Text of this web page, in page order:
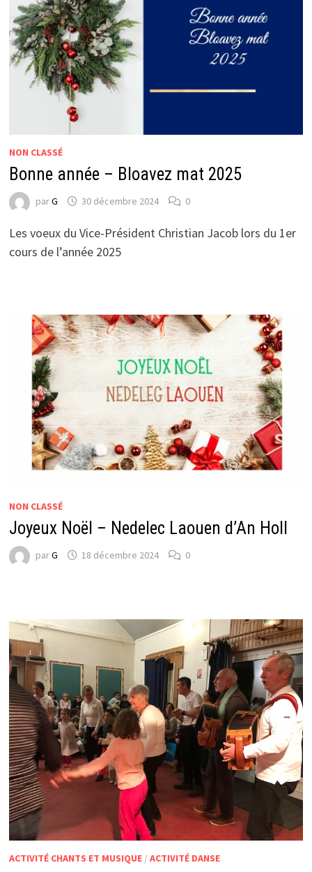
NON CLASSÉ
Bonne année – Bloavez mat 2025
parG 30 décembre 2024 0
Les voeux du Vice-Président Christian Jacob lors du 1er
cours de l’année 2025
NON CLASSÉ
Joyeux Noël – Nedelec Laouen d’An Holl
parG 18 décembre 2024 0
ACTIVITÉ CHANTS ET MUSIQUE/ ACTIVITÉ DANSE